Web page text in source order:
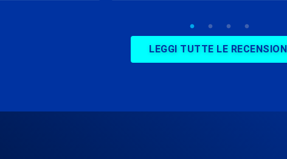
LEGGI TUTTE LE